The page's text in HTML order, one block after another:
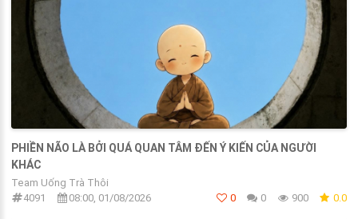
PHIỀN NÃO LÀ BỞI QUÁ QUAN TÂM ĐẾN Ý KIẾN CỦA NGƯỜI
KHÁC
Team Uống Trà Thôi
4091
08:00, 01/08/2026 0 0 900 0.0